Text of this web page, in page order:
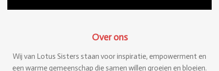
Over ons
Wij van Lotus Sisters staan voor inspiratie, empowerment en
een warme gemeenschap die samen willen groeien en bloeien.